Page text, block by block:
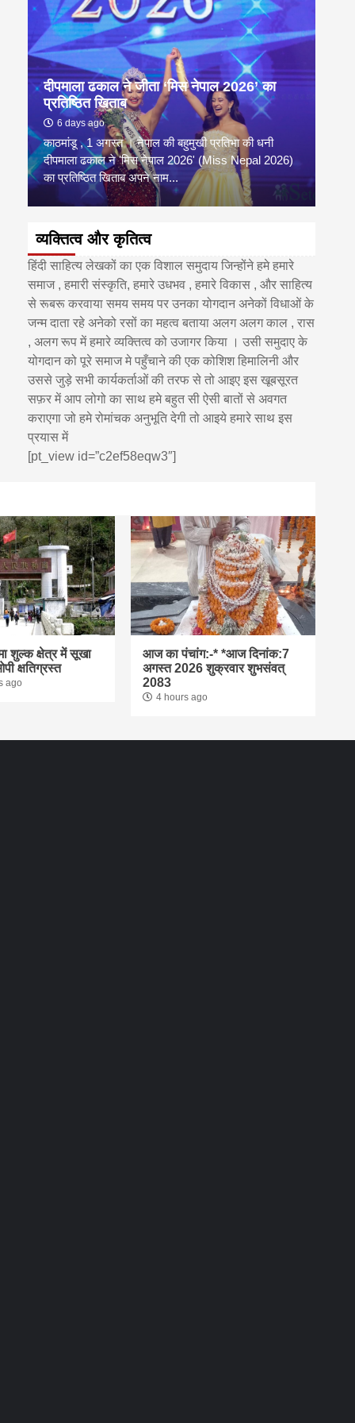
दीपमाला ढकाल ने जीता ‘मिस नेपाल 2026’ का
प्रतिष्ठित खिताब
6 days ago
काठमांडू , 1 अगस्त । नेपाल की बहुमुखी प्रतिभा की धनी
दीपमाला ढकाल ने 'मिस नेपाल 2026' (Miss Nepal 2026)
का प्रतिष्ठित खिताब अपने नाम...
व्यक्तित्व और कृतित्व
हिंदी साहित्य लेखकों का एक विशाल समुदाय जिन्होंने हमे हमारे
समाज , हमारी संस्कृति, हमारे उधभव , हमारे विकास , और साहित्य
से रूबरू करवाया समय समय पर उनका योगदान अनेकों विधाओं के
जन्म दाता रहे अनेको रसों का महत्व बताया अलग अलग काल , रास
, अलग रूप में हमारे व्यक्तित्व को उजागर किया । उसी समुदाए के
योगदान को पूरे समाज मे पहुँचाने की एक कोशिश हिमालिनी और
उससे जुड़े सभी कार्यकर्ताओं की तरफ से तो आइए इस खूबसूरत
सफ़र में आप लोगो का साथ हमे बहुत सी ऐसी बातों से अवगत
कराएगा जो हमे रोमांचक अनुभूति देगी तो आइये हमारे साथ इस
प्रयास में
[pt_view id=”c2ef58eqw3″]
शुल्क क्षेत्र में सूखा
क्षतिग्रस्त
ago
आज का पंचांग:-* *आज दिनांक:7
अगस्त 2026 शुक्रवार शुभसंवत्
2083
4 hours ago